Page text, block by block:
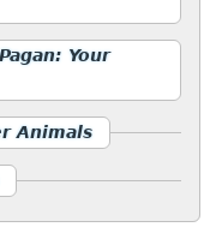
Your
Animals